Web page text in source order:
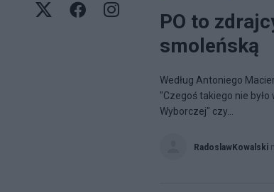
PO to
smoleńską
Według Antoniego
"Czegoś takiego nie
Wyborczej" czy...
RadoslawKowalski